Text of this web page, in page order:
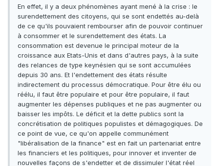
En effet, il y a deux phénomènes ayant mené à la crise : le
surendettement des citoyens, qui se sont endettés au-delà
de ce qu'ils pouvaient rembourser afin de pouvoir continuer
à consommer et le surendettement des états. La
consommation est devenue le principal moteur de la
croissance aux Etats-Unis et dans d'autres pays, à la suite
des relances de type keynésien qui se sont accumulées
depuis 30 ans. Et l'endettement des états résulte
indirectement du processus démocratique. Pour être élu ou
réélu, il faut être populaire et pour être populaire, il faut
augmenter les dépenses publiques et ne pas augmenter ou
baisser les impôts. Le déficit et la dette publics sont la
concrétisation de politiques populistes et démagogiques. De
ce point de vue, ce qu'on appelle communément
"libéralisation de la finance" est en fait un partenariat entre
les financiers et les politiques, pour innover et inventer de
nouvelles façons de s'endetter et de dissimuler l'état réel